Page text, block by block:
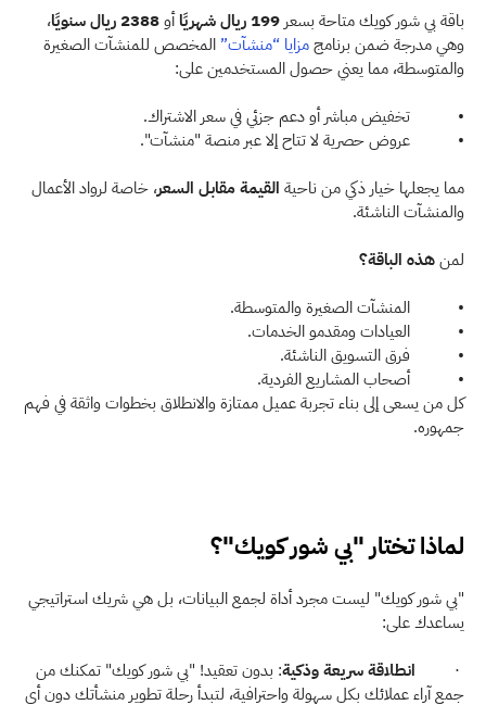
باقة بي شور كويك متاحة بسعر 199 ريال شهريًا أو 2388 ريال سنويًا
وهي مدرجة ضمن برنامج مزايا “منشآت”
والمتوسطة، مما يعني حصول المستخدمين على:
•           تخفيض مباشر أو دعم جزئي في سعر الاشتراك.
•           عروض حصرية لا تتاح إلا عبر منصة "منشآت".
مما يجعلها خيار ذكي من ناحية القيمة مقابل السعر
والمنشآت الناشئة.
لمن هذه الباقة؟
•           المنشآت الصغيرة والمتوسطة.
•           العيادات ومقدمو الخدمات.
•           فرق التسويق الناشئة.
•           أصحاب المشاريع الفردية.
جمهوره.
لماذا تختار "بي شور كويك"؟
يساعدك على:
· انطلاقة سريعة وذكية